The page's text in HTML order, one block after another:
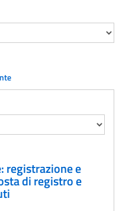
registrazione e
di registro e